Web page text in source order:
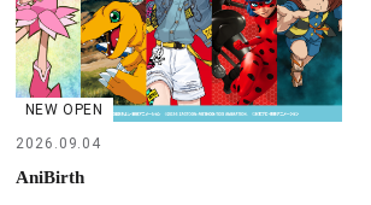
NEW OPEN
2026.09.04
AniBirth